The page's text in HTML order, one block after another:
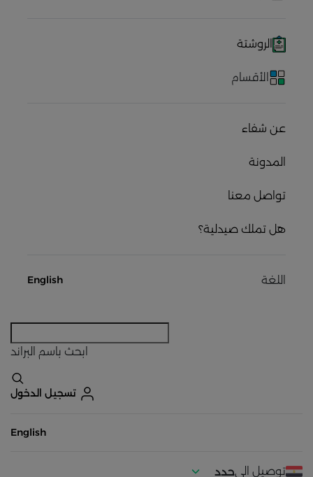
الروشتة
الأقسام
عن شفاء
المدونة
تواصل معنا
هل تملك صيدلية؟
اللغة English
ابحث باسم البراند
تسجيل الدخول
English
توصيل الىحدد